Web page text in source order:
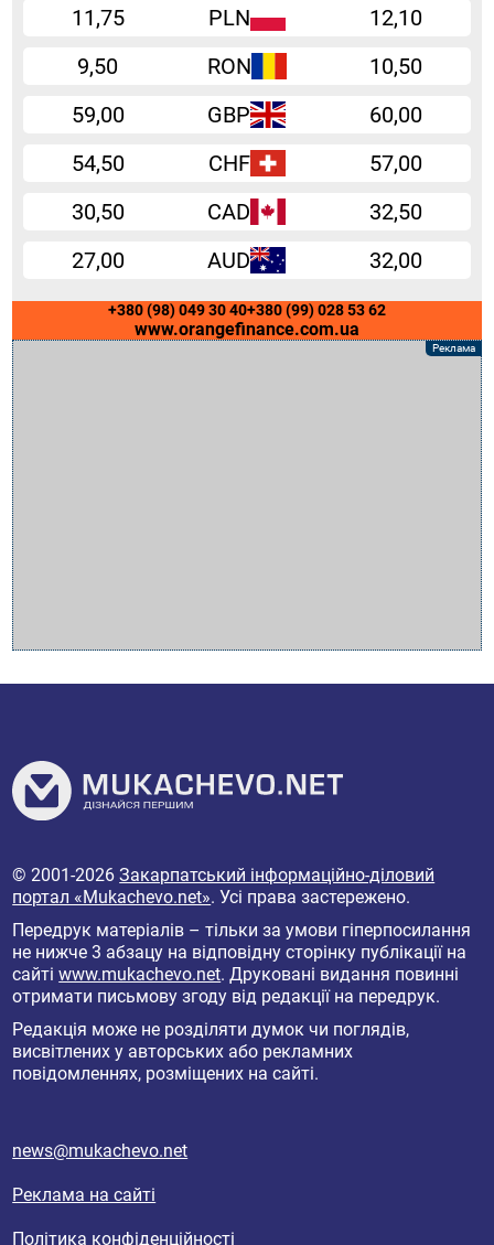
11,75
PLN
12,10
9,50
RON
10,50
59,00
GBP
60,00
54,50
CHF
57,00
30,50
CAD
32,50
27,00
AUD 32,00
+380 (98) 049 30 40+380 (99) 028 53 62
www.orangefinance.com.ua
© 2001-2026Закарпатський інформаційно-діловий
портал «Mukachevo.net». Усі права застережено.
Передрук матеріалів – тільки за умови гіперпосилання
не нижче 3 абзацу на відповідну сторінку публікації на
сайтіwww.mukachevo.net. Друковані видання повинні
отримати письмову згоду від редакції на передрук.
Редакція може не розділяти думок чи поглядів,
висвітлених у авторських або рекламних
повідомленнях, розміщених на сайті.
news@mukachevo.net
Реклама на сайті
Політика конфіденційності